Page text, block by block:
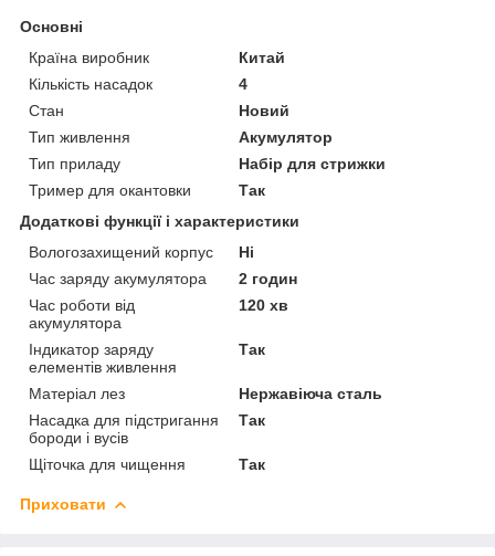
Основні
Країна виробник
Китай
Кількість насадок
4
Стан
Новий
Тип живлення
Акумулятор
Тип приладу
Набір для стрижки
Тример для окантовки
Так
Додаткові функції і характеристики
Вологозахищений корпус
Ні
Час заряду акумулятора
2 годин
Час роботи від
акумулятора
120 хв
Індикатор заряду
елементів живлення
Так
Матеріал лез
Нержавіюча сталь
Насадка для підстригання
бороди і вусів
Так
Щіточка для чищення Так
Приховати